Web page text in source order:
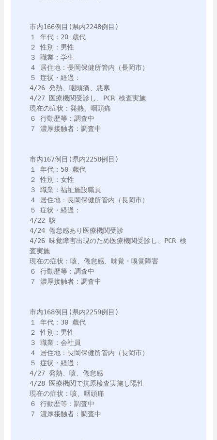
市内166例目(県内2248例目)
１ 年代：20 歳代
２ 性別：男性
３ 職業：学生
４ 居住地：長岡保健所管内（長岡市）
５ 症状・経過：
4/26 発熱、咽頭痛、悪寒
4/27 医療機関受診し、PCR 検査実施
現在の症状：発熱、咽頭痛
６ 行動歴等：調査中
７ 濃厚接触者：調査中
市内167例目(県内2258例目)
１ 年代：50 歳代
２ 性別：女性
３ 職業：福祉施設職員
４ 居住地：長岡保健所管内（長岡市）
５ 症状・経過：
4/22 咳
4/24 倦怠感あり医療機関受診
4/26 味覚障害出現のため医療機関受診し、PCR 検
査実施
現在の症状：咳、倦怠感、味覚・嗅覚障害
６ 行動歴等：調査中
７ 濃厚接触者：調査中
市内168例目(県内2259例目)
１ 年代：30 歳代
２ 性別：男性
３ 職業：会社員
４ 居住地：長岡保健所管内（長岡市）
５ 症状・経過：
4/27 発熱、咳、倦怠感
4/28 医療機関で抗原検査実施し陽性
現在の症状：咳、咽頭痛
６ 行動歴等：調査中
７ 濃厚接触者：調査中